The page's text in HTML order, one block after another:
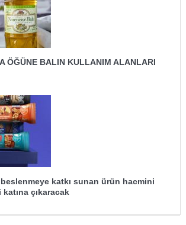
ÖĞÜNE BALIN KULLANIM ALANLARI
katkı sunan ürün hacmini
çıkaracak